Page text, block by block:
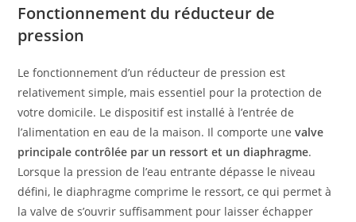
Fonctionnement du réducteur de
pression
Le fonctionnement d’un réducteur de pression est
relativement simple, mais essentiel pour la protection de
votre domicile. Le dispositif est installé à l’entrée de
l’alimentation en eau de la maison. Il comporte unevalve
principale contrôlée par un ressort et un diaphragme.
Lorsque la pression de l’eau entrante dépasse le niveau
défini, le diaphragme comprime le ressort, ce qui permet à
la valve de s’ouvrir suffisamment pour laisser échapper